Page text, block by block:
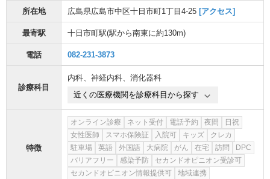
所在地 広島県広島市中区十日市町1丁目4-25 [アクセス]
最寄駅 十日市町駅(駅から南東に約130m)
電話 082-231-3873
診療科目
内科、 神経内科、 消化器科
近くの医療機関を診療科目から探す
特徴
オンライン診療 ネット受付 電話予約 夜間
日祝
女性医師
スマホ保険証 入院可 キッズ
クレカ
駐車場
英語 外国語 大病院 がん 在宅 訪問
DPC
バリアフリー
感染予防
セカンドオピニオン受診可
セカンドオピニオン情報提供可
地域連携